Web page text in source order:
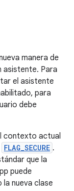
manera de
asistente. Para
el asistente
para
debe
contexto actual
FLAG_SECURE .
que la
puede
nueva clase